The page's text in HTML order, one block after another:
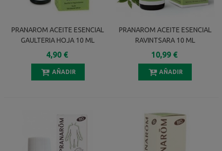
PRANAROM ACEITE ESENCIAL
GAULTERIA HOJA 10 ML
4,90 €
AÑADIR
PRANAROM ACEITE ESENCIAL
RAVINTSARA 10 ML
10,99 €
AÑADIR